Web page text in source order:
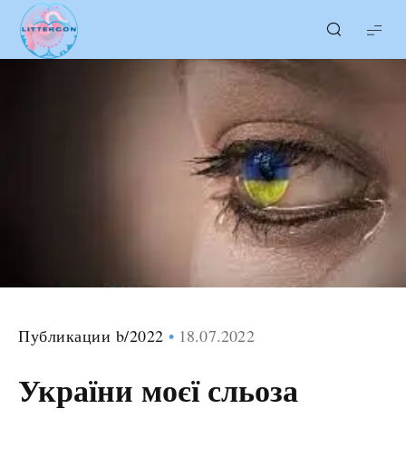
LITTERcon
Публикации b/2022 18.07.2022
України моєї сльоза